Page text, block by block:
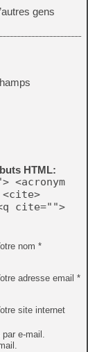
gens
HTML:
cite="">
nom *
adresse email *
site internet
e-mail.